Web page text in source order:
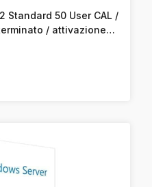
Standard 50 User CAL /
/ attivazione